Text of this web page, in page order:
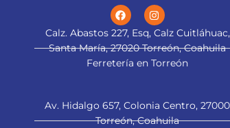
Calz. Abastos 227, Esq, Calz Cuitláhuac,
Santa María, 27020 Torreón, Coahuila
Ferretería en Torreón
Av. Hidalgo 657, Colonia Centro, 27000
Torreón, Coahuila